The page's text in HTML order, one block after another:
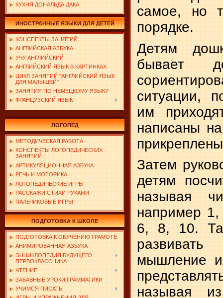
КУХНЯ ДОНАЛЬДА ДАКА
ИНОСТРАННЫЕ ЯЗЫКИ ДЛЯ ДЕТЕЙ
КОНСПЕКТЫ ЗАНЯТИЙ
АНГЛИЙСКАЯ АЗБУКА
УЧУ АНГЛИЙСКИЙ
АНГЛИЙСКИЙ ЯЗЫК В КАРТИНКАХ
ЦИКЛ ЗАНЯТИЙ "АНГЛИЙСКИЙ ЯЗЫК
ДЛЯ МАЛЫШЕЙ"
ЗАНЯТИЯ ПО НЕМЕЦКОМУ ЯЗЫКУ
ФРАНЦУЗСКИЙ ЯЗЫК
ЛОГОПЕД
МЕТОДИЧЕСКАЯ РАБОТА
КОНСПЕКТЫ ЛОГОПЕДИЧЕСКИХ
ЗАНЯТИЙ
АРТИКУЛЯЦИОННАЯ АЗБУКА
РЕЧЬ И МОТОРИКА
ЛОГОПЕДИЧЕСКИЕ ИГРЫ
РАССКАЖИ СТИХИ РУКАМИ
ПАЛЬЧИКОВЫЕ ИГРЫ
ПОДГОТОВКА К ШКОЛЕ
ПОДГОТОВКА К ОБУЧЕНИЮ ГРАМОТЕ
АНИМИРОВАННАЯ АЗБУКА
ЭНЦИКЛОПЕДИЯ БУДУЩЕГО
ПЕРВОКЛАССНИКА
ЧТЕНИЕ
ЗАБАВНЫЕ УРОКИ ГРАММАТИКИ
УЧИМСЯ ПИСАТЬ
самое, но
порядке.
Детям
бывает
ситуации,
им
написаны
Затем
детям
называя
например
6, 8, 10.
мышление
называя